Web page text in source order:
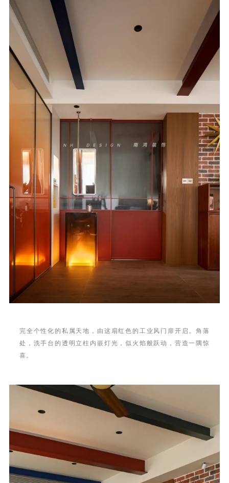
完全个性化的私属天地，由这扇红色的工业风门扉开启。角落
处，洗手台的透明立柱内嵌灯光，似火焰般跃动，营造一隅惊
喜。